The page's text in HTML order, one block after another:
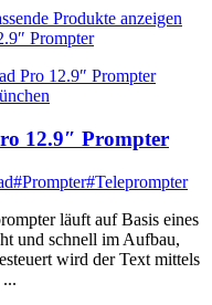
Produkte anzeigen
Prompter
12.9″ Prompter
#Prompter#Teleprompter
läuft auf Basis eines
und schnell im Aufbau,
wird der Text mittels